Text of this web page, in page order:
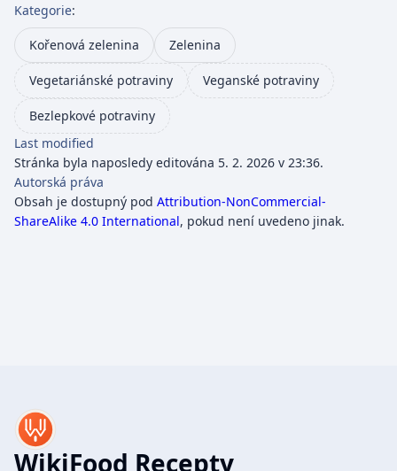
Kategorie:
Kořenová zelenina Zelenina
Vegetariánské potraviny Veganské potraviny
Bezlepkové potraviny
Last modified
Stránka byla naposledy editována 5. 2. 2026 v 23:36.
Autorská práva
Obsah je dostupný pod Attribution-NonCommercial-
ShareAlike 4.0 International, pokud není uvedeno jinak.
WikiFood Recepty